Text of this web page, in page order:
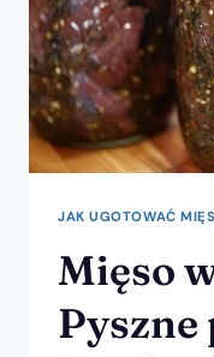
JAK UGOTOWAĆ
Mięso
Pyszne